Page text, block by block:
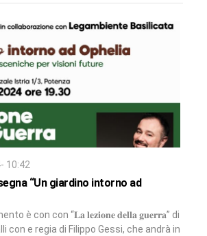
10:42
“Un giardino intorno ad
è con con “𝐋𝐚 𝐥𝐞𝐳𝐢𝐨𝐧𝐞 𝐝𝐞𝐥𝐥𝐚 𝐠𝐮𝐞𝐫𝐫𝐚” di
con e regia di Filippo Gessi, che andrà in